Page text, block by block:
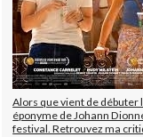
Alors que vient de débuter
éponyme de Johann
festival. Retrouvez ma